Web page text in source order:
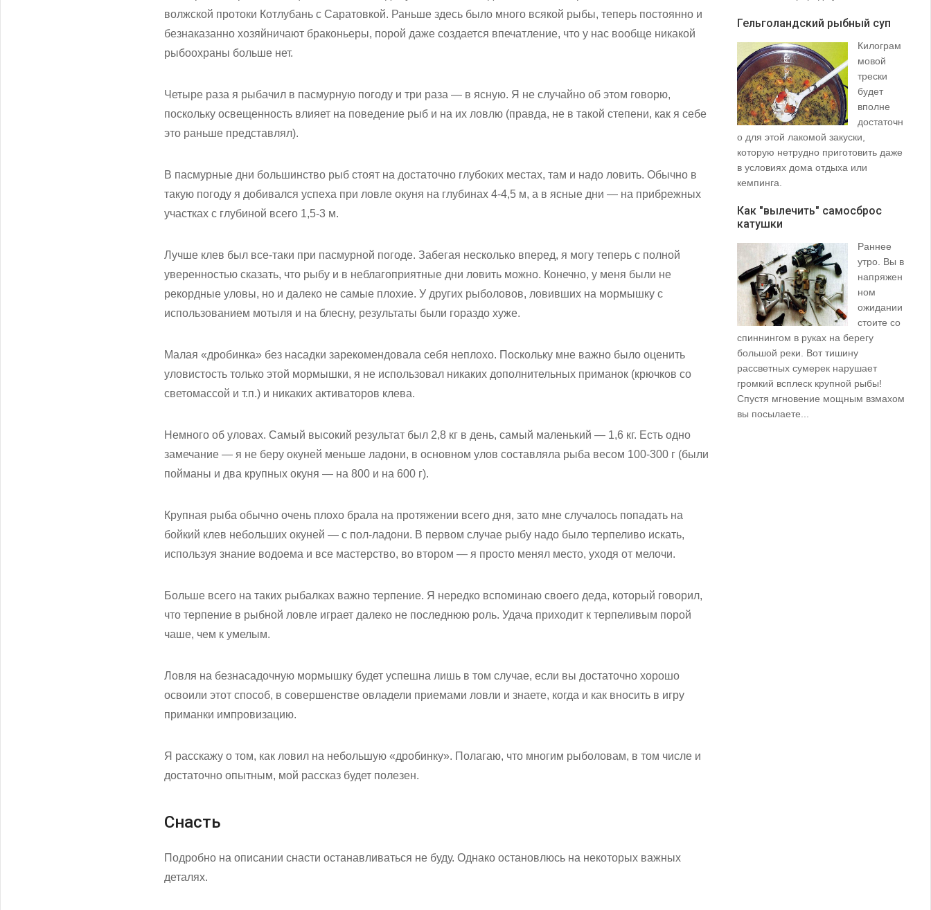
волжской протоки Котлубань с Саратовкой. Раньше здесь было много всякой рыбы, теперь постоянно и
безнаказанно хозяйничают браконьеры, порой даже создается впечатление, что у нас вообще никакой
рыбоохраны больше нет.
Четыре раза я рыбачил в пасмурную погоду и три раза — в ясную. Я не случайно об этом говорю,
поскольку освещенность влияет на поведение рыб и на их ловлю (правда, не в такой степени, как я себе
это раньше представлял).
В пасмурные дни большинство рыб стоят на достаточно глубоких местах, там и надо ловить. Обычно в
такую погоду я добивался успеха при ловле окуня на глубинах 4-4,5 м, а в ясные дни — на прибрежных
участках с глубиной всего 1,5-3 м.
Лучше клев был все-таки при пасмурной погоде. Забегая несколько вперед, я могу теперь с полной
уверенностью сказать, что рыбу и в неблагоприятные дни ловить можно. Конечно, у меня были не
рекордные уловы, но и далеко не самые плохие. У других рыболовов, ловивших на мормышку с
использованием мотыля и на блесну, результаты были гораздо хуже.
Малая «дробинка» без насадки зарекомендовала себя неплохо. Поскольку мне важно было оценить
уловистость только этой мормышки, я не использовал никаких дополнительных приманок (крючков со
светомассой и т.п.) и никаких активаторов клева.
Немного об уловах. Самый высокий результат был 2,8 кг в день, самый маленький — 1,6 кг. Есть одно
замечание — я не беру окуней меньше ладони, в основном улов составляла рыба весом 100-300 г (были
пойманы и два крупных окуня — на 800 и на 600 г).
Крупная рыба обычно очень плохо брала на протяжении всего дня, зато мне случалось попадать на
бойкий клев небольших окуней — с пол-ладони. В первом случае рыбу надо было терпеливо искать,
используя знание водоема и все мастерство, во втором — я просто менял место, уходя от мелочи.
Больше всего на таких рыбалках важно терпение. Я нередко вспоминаю своего деда, который говорил,
что терпение в рыбной ловле играет далеко не последнюю роль. Удача приходит к терпеливым порой
чаше, чем к умелым.
Ловля на безнасадочную мормышку будет успешна лишь в том случае, если вы достаточно хорошо
освоили этот способ, в совершенстве овладели приемами ловли и знаете, когда и как вносить в игру
приманки импровизацию.
Я расскажу о том, как ловил на небольшую «дробинку». Полагаю, что многим рыболовам, в том числе и
достаточно опытным, мой рассказ будет полезен.
Снасть
Подробно на описании снасти останавливаться не буду. Однако остановлюсь на некоторых важных
деталях.
Гельголандский рыбный суп
Килограм
мовой
трески
будет
вполне
достаточн
о для этой лакомой закуски,
которую нетрудно приготовить даже
в условиях дома отдыха или
кемпинга.
Как "вылечить" самосброс
катушки
Раннее
утро. Вы в
напряжен
ном
ожидании
стоите со
спиннингом в руках на берегу
большой реки. Вот тишину
рассветных сумерек нарушает
громкий всплеск крупной рыбы!
Спустя мгновение мощным взмахом
вы посылаете...